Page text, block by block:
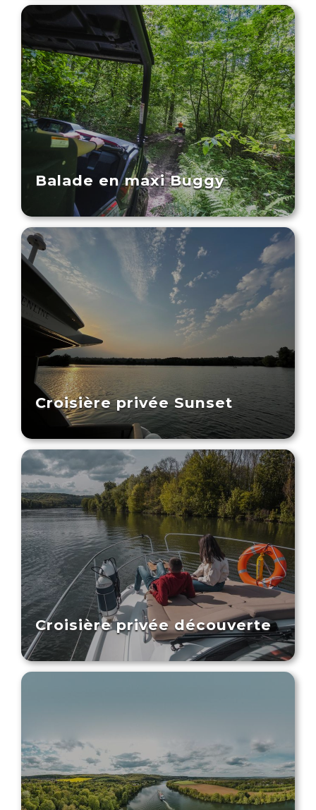
Balade en maxi Buggy
Croisière privée Sunset
Croisière privée découverte